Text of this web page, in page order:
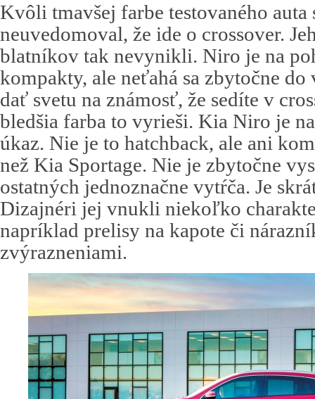
Kvôli tmavšej farbe testovaného
neuvedomoval, že ide o crossover.
blatníkov tak nevynikli. Niro je na
kompakty, ale neťahá sa zbytočne
dať svetu na známosť, že sedíte v
bledšia farba to vyrieši. Kia Niro je
úkaz. Nie je to hatchback, ale ani
než Kia Sportage. Nie je zbytočne
ostatných jednoznačne vytŕča. Je
Dizajnéri jej vnukli niekoľko
napríklad prelisy na kapote či
zvýrazneniami.